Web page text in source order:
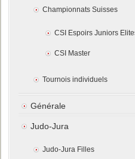
Championnats Suisses
CSI Espoirs Juniors
CSI Master
Tournois individuels
Générale
Judo-Jura
Judo-Jura Filles